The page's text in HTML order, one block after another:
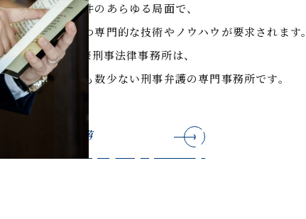
for Right
刑事事件のあらゆる局面で、
高度かつ専門的な技術やノウハウが要求されます。
JIN国際刑事法律事務所は、
日本でも数少ない刑事弁護の専門事務所です。
取扱業務